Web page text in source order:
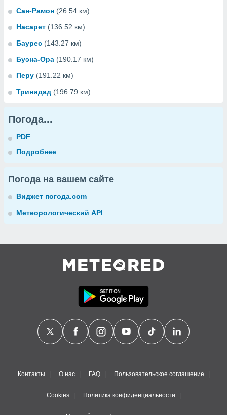
Сан-Рамон (26.54 км)
Насарет (136.52 км)
Баурес (143.27 км)
Буэна-Ора (190.17 км)
Перу (191.22 км)
Тринидад (196.79 км)
Погода...
PDF
Подробнее
Погода на вашем сайте
Виджет погода.com
Метеорологический API
Контакты О нас FAQ Пользовательское соглашение
Cookies Политика конфиденциальности